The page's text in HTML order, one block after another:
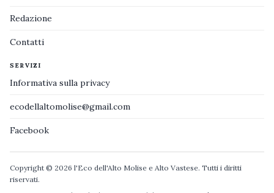
Redazione
Contatti
SERVIZI
Informativa sulla privacy
ecodellaltomolise@gmail.com
Facebook
Copyright © 2026 l'Eco dell'Alto Molise e Alto Vastese. Tutti i diritti
riservati.